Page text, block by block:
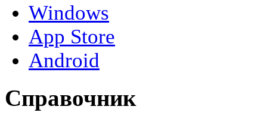
Windows
App Store
Android
Справочник